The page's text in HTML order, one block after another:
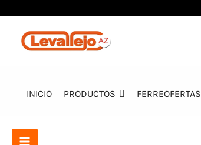
contenido
INICIO PRODUCTOS FERREOFERTAS